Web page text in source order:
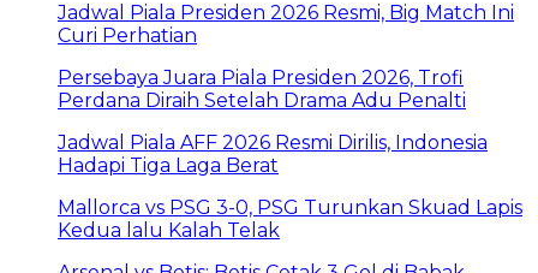
Jadwal Piala Presiden 2026 Resmi, Big Match Ini
Curi Perhatian
Persebaya Juara Piala Presiden 2026, Trofi
Perdana Diraih Setelah Drama Adu Penalti
Jadwal Piala AFF 2026 Resmi Dirilis, Indonesia
Hadapi Tiga Laga Berat
Mallorca vs PSG 3-0, PSG Turunkan Skuad Lapis
Kedua lalu Kalah Telak